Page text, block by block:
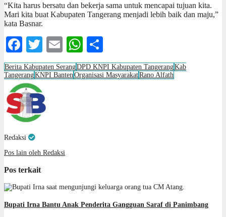
“Kita harus bersatu dan bekerja sama untuk mencapai tujuan kita.
Mari kita buat Kabupaten Tangerang menjadi lebih baik dan maju,”
kata Basnar.
Facebook
Twitter
EmailWhatsApp
Berita Kabupaten SerangDPD KNPI Kabupaten TangerangKab
TangerangKNPI Banten Organisasi MasyarakatRano Alfath
Redaksi
Pos lain oleh Redaksi
Pos terkait
Bupati Irna Bantu Anak Penderita Gangguan Saraf di Panimbang